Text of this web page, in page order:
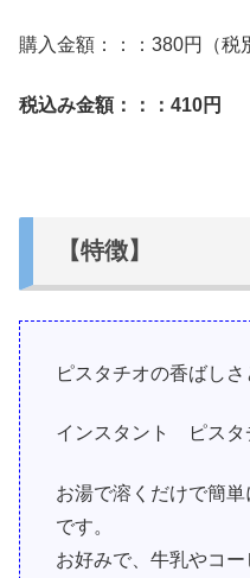
購入金額：：：380円（税
税込み金額：：：410円
【特徴】
ピスタチオの香ばし
インスタント ピスタ
お湯で溶くだけで簡
です。
お好みで、牛乳やコー